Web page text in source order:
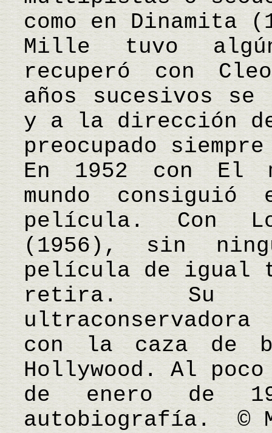
como en Dinamita
Mille tuvo
recuperó con
años sucesivos
y a la dirección
preocupado
En 1952 con El
mundo
película. Con
(1956), sin
película de igual
retira. Su
con la caza de
Hollywood. Al
de enero de
autobiografía. ©